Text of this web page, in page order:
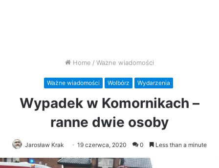
Home / Ważne wiadomości
Ważne wiadomości Wolbórz Wydarzenia
Wypadek w Komornikach –
ranne dwie osoby
Jarosław Krak 19 czerwca, 2020 0 Less than a minute